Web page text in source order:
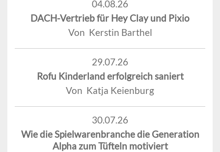
04.08.26
DACH-Vertrieb für Hey Clay und Pixio
Von Kerstin Barthel
29.07.26
Rofu Kinderland erfolgreich saniert
Von Katja Keienburg
30.07.26
Wie die Spielwarenbranche die Generation
Alpha zum Tüfteln motiviert